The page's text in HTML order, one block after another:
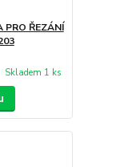
PRO ŘEZÁNÍ
Skladem 1 ks